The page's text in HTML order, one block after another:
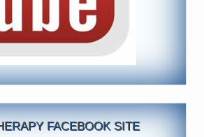
FACEBOOK SITE